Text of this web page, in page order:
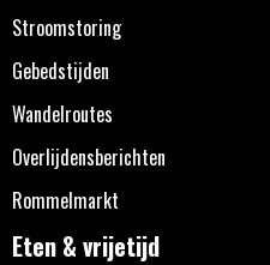
Stroomstoring
Gebedstijden
Wandelroutes
Overlijdensberichten
Rommelmarkt
Eten & vrijetijd